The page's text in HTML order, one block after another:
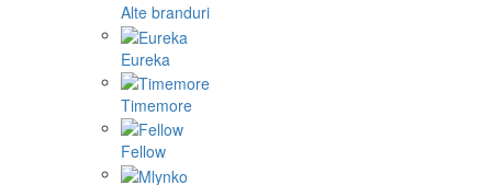
Alte branduri
Eureka
Timemore
Fellow